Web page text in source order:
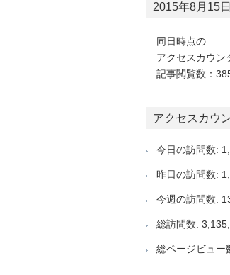
2015年8月15
同日時点の
アクセスカウン
記事閲覧数：
アクセスカウ
今日の訪問数:
昨日の訪問数:
今週の訪問数:
総訪問数:
総ページビュー